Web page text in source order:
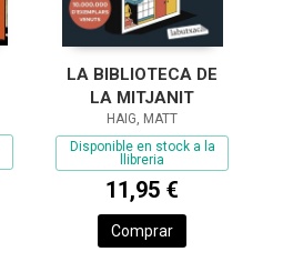
LA BIBLIOTECA DE
LA MITJANIT
HAIG, MATT
Disponible en stock a la
llibreria
11,95 €
Comprar